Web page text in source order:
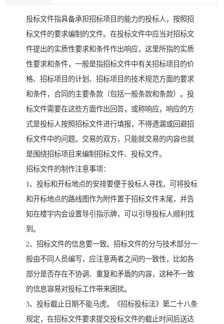
投标文件指具备承担招标项目的能力的投标人，按照招
标文件的要求编制的文件。在投标文件中应当对招标文
件提出的实质性要求和条件作出响应，这里所指的实质
性要求和条件，一般是指招标文件中有关招标项目的价
格、招标项目的计划、招标项目的技术规范方面的要求
和条件，合同的主要条款（包括一般条款和条款）。投
标文件需要在这些方面作出回答，或称响应，响应的方
式是投标人按照招标文件进行填报，不得遗漏或回避招
标文件中的问题。交易的双方，只能就交易的内容也就
是围绕招标项目来编制招标文件、投标文件。
招标文件的制作注意事项：
1、投标和开标地点的安排要便于投标人寻找，可将投标
和开标地点的路线图作为附件置于招标文件末尾，并告
知在楼宇内会设置导引指示牌，可以引导投标人顺利找
到。
2、招标文件的信息要一致。招标文件的分与技术部分一
般由不同人员编写，应注意两者之间的一致性，比如各
部分是否存在不协调、重复和矛盾的内容，这种不一致
的信息容易对投标工作带来困扰。
3、投标截止日期不能马虎。《招标投标法》第二十八条
规定，在招标文件要求提交投标文件的截止时间后送达